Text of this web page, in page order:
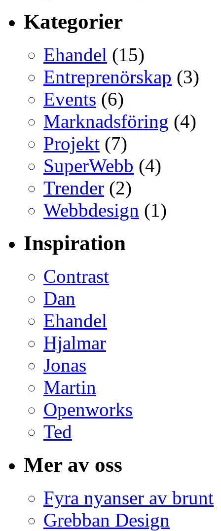
Kategorier
Ehandel (15)
Entreprenörskap (3)
Events (6)
Marknadsföring (4)
Projekt (7)
SuperWebb (4)
Trender (2)
Webbdesign (1)
Inspiration
Contrast
Dan
Ehandel
Hjalmar
Jonas
Martin
Openworks
Ted
Mer av oss
Fyra nyanser av brunt
Grebban Design